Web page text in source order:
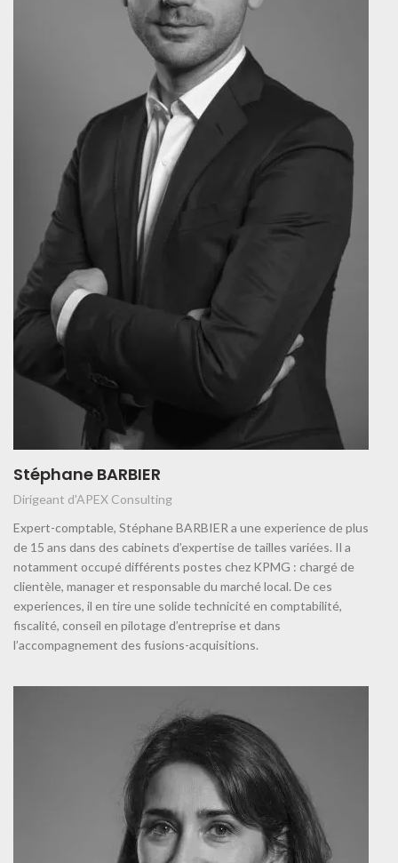
Stéphane BARBIER
Dirigeant d'APEX Consulting
Expert-comptable, Stéphane BARBIER a une experience de plus
de 15 ans dans des cabinets d’expertise de tailles variées. Il a
notamment occupé différents postes chez KPMG : chargé de
clientèle, manager et responsable du marché local. De ces
experiences, il en tire une solide technicité en comptabilité,
fiscalité, conseil en pilotage d’entreprise et dans
l’accompagnement des fusions-acquisitions.